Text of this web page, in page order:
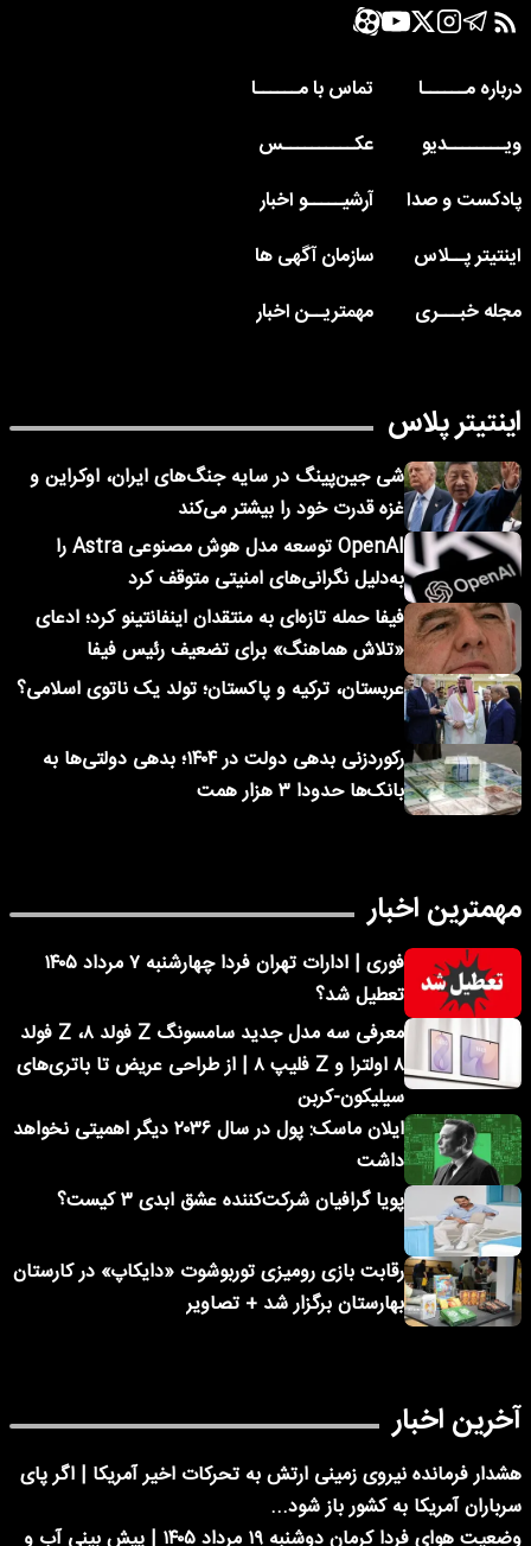
درباره مــــــا
تماس با مــــــا
ویــــــــدیو
عکــــــــــس
پادکست و صدا
آرشیـــــو اخبار
اینتیتر پــلاس
سازمان آگهی ها
مجله خبـــری
مهمتریــن اخبار
اینتیتر پلاس
شی جین‌پینگ در سایه جنگ‌های ایران، اوکراین و
غزه قدرت خود را بیشتر می‌کند
OpenAI توسعه مدل هوش مصنوعی Astra را
به‌دلیل نگرانی‌های امنیتی متوقف کرد
فیفا حمله تازه‌ای به منتقدان اینفانتینو کرد؛ ادعای
«تلاش هماهنگ» برای تضعیف رئیس فیفا
عربستان، ترکیه و پاکستان؛ تولد یک ناتوی اسلامی؟
رکوردزنی بدهی دولت در ۱۴۰۴؛ بدهی دولتی‌ها به
بانک‌ها حدودا ۳ هزار همت
مهمترین اخبار
فوری | ادارات تهران فردا چهارشنبه ۷ مرداد ۱۴۰۵
تعطیل شد؟
معرفی سه مدل جدید سامسونگ Z فولد ۸، Z فولد
۸ اولترا و Z فلیپ ۸ | از طراحی عریض تا باتری‌های
سیلیکون-کربن
ایلان ماسک: پول در سال ۲۰۳۶ دیگر اهمیتی نخواهد
داشت
پویا گرافیان شرکت‌کننده عشق ابدی ۳ کیست؟
رقابت بازی رومیزی توربوشوت «دایکاپ» در کارستان
بهارستان برگزار شد + تصاویر
آخرین اخبار
هشدار فرمانده نیروی زمینی ارتش به تحرکات اخیر آمریکا | اگر پای
سرباران آمریکا به کشور باز شود...